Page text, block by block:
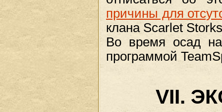
причины для
клана Scarlet
Во время осад
программой
VII.